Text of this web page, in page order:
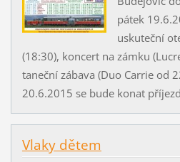
pátek
uskuteční
(18:30), koncert na zámku
taneční zábava (Duo Carrie od
20.6.2015 se bude konat
Vlaky dětem